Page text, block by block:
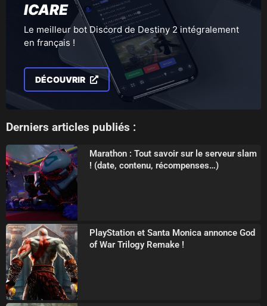
ICARE
Le meilleur bot Discord de Destiny 2 intégralement
en français !
DÉCOUVRIR
Derniers articles publiés :
Marathon : Tout savoir sur le serveur slam
! (date, contenu, récompenses…)
PlayStation et Santa Monica annonce God
of War Trilogy Remake !